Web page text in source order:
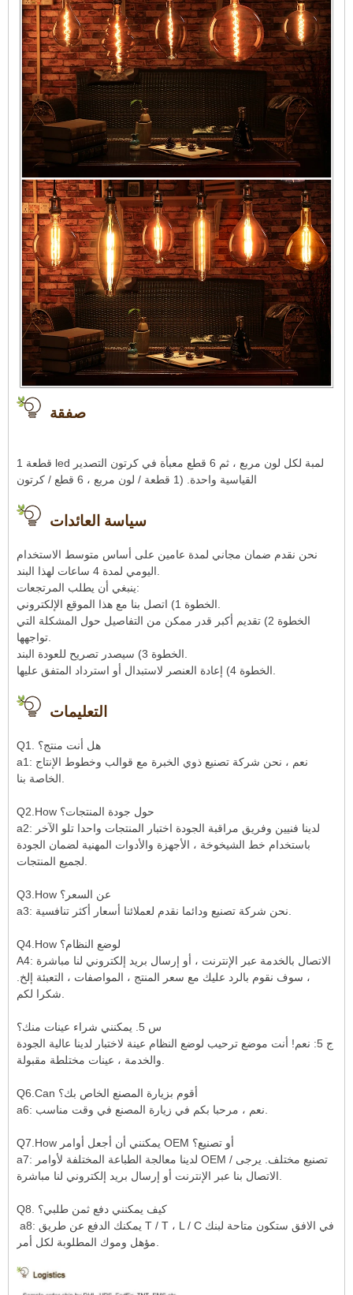
صفقة
1 قطعة led لمبة لكل لون مربع ، ثم 6 قطع معبأة في كرتون التصدير
القياسية واحدة. (1 قطعة / لون مربع ، 6 قطع / كرتون
سياسة العائدات
نحن نقدم ضمان مجاني لمدة عامين على أساس متوسط ​​الاستخدام
اليومي لمدة 4 ساعات لهذا البند.
ينبغي أن يطلب المرتجعات:
الخطوة 1) اتصل بنا مع هذا الموقع الإلكتروني.
الخطوة 2) تقديم أكبر قدر ممكن من التفاصيل حول المشكلة التي
تواجهها.
الخطوة 3) سيصدر تصريح للعودة البند.
الخطوة 4) إعادة العنصر لاستبدال أو استرداد المتفق عليها.
التعليمات
Q1. هل أنت منتج؟
a1: نعم ، نحن شركة تصنيع ذوي الخبرة مع قوالب وخطوط الإنتاج
الخاصة بنا.
Q2.How حول جودة المنتجات؟
a2: لدينا فنيين وفريق مراقبة الجودة اختبار المنتجات واحدا تلو الآخر
باستخدام خط الشيخوخة ، الأجهزة والأدوات المهنية لضمان الجودة
لجميع المنتجات.
Q3.How عن السعر؟
a3: نحن شركة تصنيع ودائما نقدم لعملائنا أسعار أكثر تنافسية.
Q4.How لوضع النظام؟
A4: الاتصال بالخدمة عبر الإنترنت ، أو إرسال بريد إلكتروني لنا مباشرة
، سوف نقوم بالرد عليك مع سعر المنتج ، المواصفات ، التعبئة إلخ.
شكرا لكم.
ج 5: نعم! أنت موضع ترحيب لوضع النظام عينة لاختبار لدينا عالية الجودة
والخدمة ، عينات مختلطة مقبولة.
Q6.Can أقوم بزيارة المصنع الخاص بك؟
a6: نعم ، مرحبا بكم في زيارة المصنع في وقت مناسب.
Q7.How يمكنني أن أجعل أوامر OEM أو تصنيع؟
a7: لدينا معالجة الطباعة المختلفة لأوامر OEM / تصنيع مختلف. يرجى
الاتصال بنا عبر الإنترنت أو إرسال بريد إلكتروني لنا مباشرة.
Q8. كيف يمكنني دفع ثمن طلبي؟
a8: يمكنك الدفع عن طريق T / T ، L / C في الافق ستكون متاحة لبنك
مؤهل وموك المطلوبة لكل أمر.